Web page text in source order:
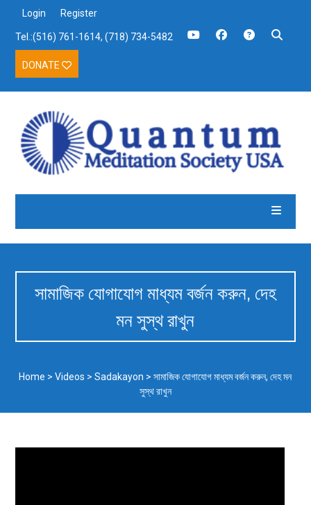
Login Register
Tel.:(516) 761-1614, (718) 734-5482
DONATE
সামাজিক যোগাযোগ মাধ্যম বর্জন করুন, দেহ
মন সুস্থ রাখুন
Home >Videos >Sadakayon >সামাজিক যোগাযোগ মাধ্যম বর্জন করুন, দেহ মন
সুস্থ রাখুন